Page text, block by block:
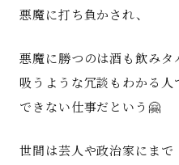
悪魔に打ち負かされ、
悪魔に勝つのは酒も飲みタ
吸うような冗談もわかる人
できない仕事だという🤗
世間は芸人や政治家にまで